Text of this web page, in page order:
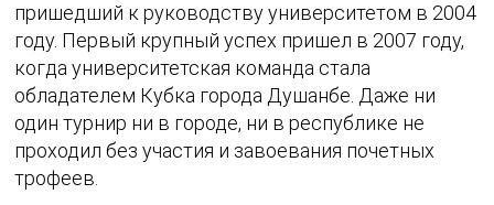
пришедший к руководству университетом в 2004
году. Первый крупный успех пришел в 2007 году,
когда университетская команда стала
обладателем Кубка города Душанбе. Даже ни
один турнир ни в городе, ни в республике не
проходил без участия и завоевания почетных
трофеев.